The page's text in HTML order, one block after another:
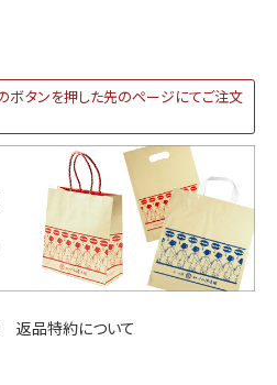
ボタンを押した先のページにてご注文
返品特約について